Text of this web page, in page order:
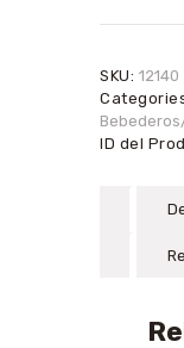
SKU: 12140
ID del